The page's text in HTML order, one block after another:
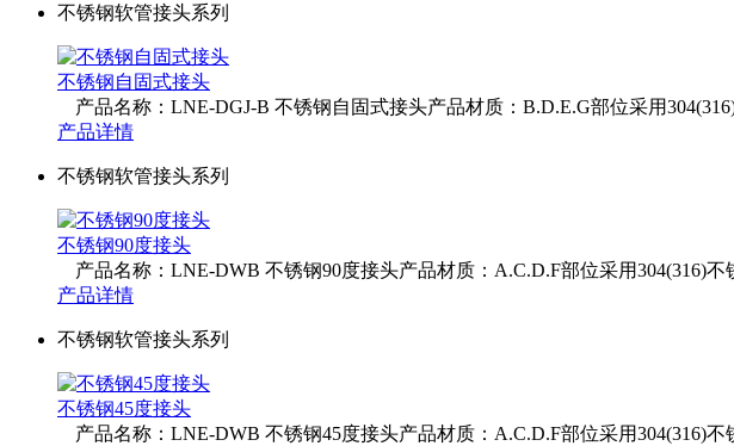
不锈钢软管接头系列
不锈钢自固式接头
产品名称：LNE-DGJ-B 不锈钢自固式接头产品材质：B.D.E.G部位采用
产品详情
不锈钢软管接头系列
不锈钢90度接头
产品名称：LNE-DWB 不锈钢90度接头产品材质：A.C.D.F部位采用304(316)不
产品详情
不锈钢软管接头系列
不锈钢45度接头
产品名称：LNE-DWB 不锈钢45度接头产品材质：A.C.D.F部位采用304(316)不